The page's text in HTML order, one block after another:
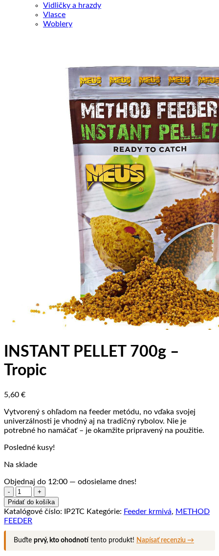
Vidličky a hrazdy
Vlasce
Woblery
INSTANT PELLET 700g –
Tropic
5,60 €
Vytvorený s ohľadom na feeder metódu, no vďaka svojej
univerzálnosti je vhodný aj na tradičný rybolov. Nie je
potrebné ho namáčať – je okamžite pripravený na použitie.
Posledné kusy!
Na sklade
Objednaj do 12:00 — odosielame dnes!
množstvo
INSTANT
PELLET
700g
Tropic
Pridať do košíka
Katalógové číslo: IP2TC Kategórie: Feeder krmivá, METHOD
FEEDER
Buďte prvý, kto ohodnotí tento produkt! Napísať recenziu →